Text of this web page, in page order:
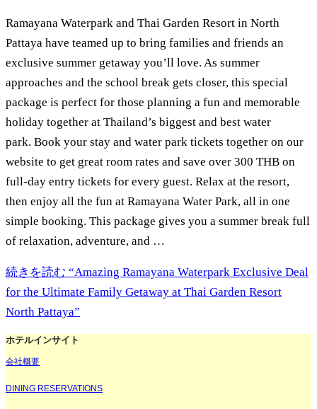
Ramayana Waterpark and Thai Garden Resort in North
Pattaya have teamed up to bring families and friends an
exclusive summer getaway you’ll love. As summer
approaches and the school break gets closer, this special
package is perfect for those planning a fun and memorable
holiday together at Thailand’s biggest and best water
park. Book your stay and water park tickets together on our
website to get great room rates and save over 300 THB on
full-day entry tickets for every guest. Relax at the resort,
then enjoy all the fun at Ramayana Water Park, all in one
simple booking. This package gives you a summer break full
of relaxation, adventure, and …
続きを読む “Amazing Ramayana Waterpark Exclusive Deal
for the Ultimate Family Getaway at Thai Garden Resort
North Pattaya”
ホテルインサイト
会社概要
DINING RESERVATIONS